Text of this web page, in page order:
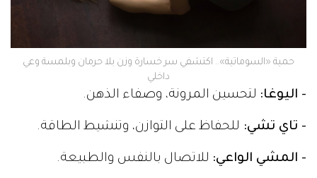
حمية «السوماتية».. اكتشفي سر خسارة وزن بلا حرمان وبلمسة وعي
داخلي
- اليوغا: لتحسين المرونة، وصفاء الذهن.
- تاي تشي: للحفاظ على التوازن، وتنشيط الطاقة.
- المشي الواعي: للاتصال بالنفس والطبيعة.